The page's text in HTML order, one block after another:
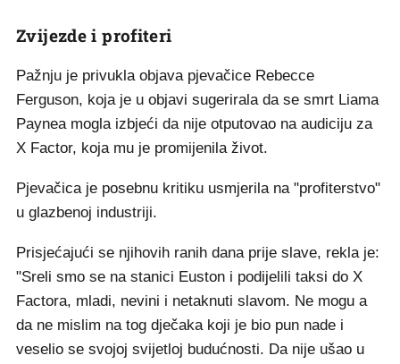
Zvijezde i profiteri
Pažnju je privukla objava pjevačice Rebecce
Ferguson, koja je u objavi sugerirala da se smrt Liama
Paynea mogla izbjeći da nije otputovao na audiciju za
X Factor, koja mu je promijenila život.
Pjevačica je posebnu kritiku usmjerila na "profiterstvo"
u glazbenoj industriji.
Prisjećajući se njihovih ranih dana prije slave, rekla je:
"Sreli smo se na stanici Euston i podijelili taksi do X
Factora, mladi, nevini i netaknuti slavom. Ne mogu a
da ne mislim na tog dječaka koji je bio pun nade i
veselio se svojoj svijetloj budućnosti. Da nije ušao u